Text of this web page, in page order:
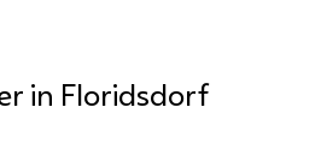
in Floridsdorf